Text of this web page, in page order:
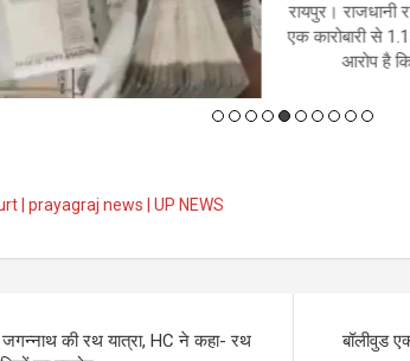
रायपुर। राजधानी
एक कारोबारी से 1.13
आरोप है कि
| prayagraj news | UP NEWS
की रथ यात्रा, HC ने कहा- रथ
बॉलीवुड